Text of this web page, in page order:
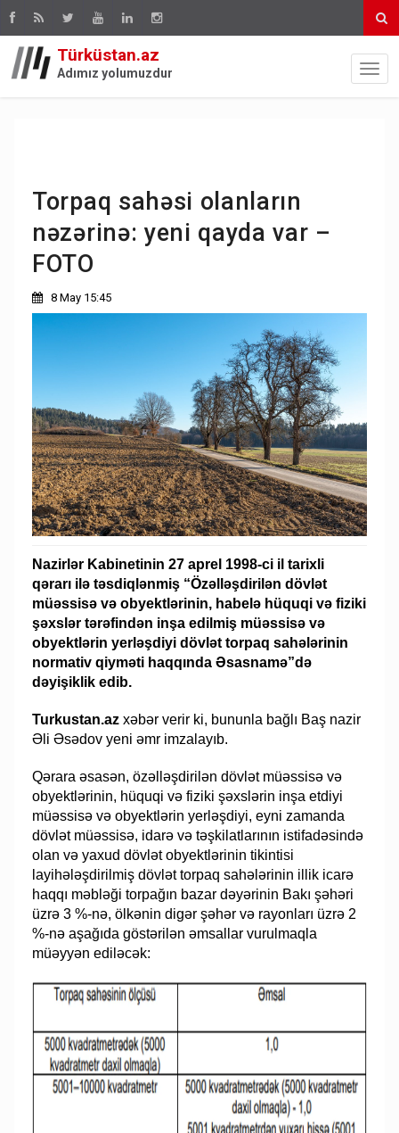
Türküstan.az
Adımız yolumuzdur
Torpaq sahəsi olanların
nəzərinə: yeni qayda var –
FOTO
8 May 15:45
Nazirlər Kabinetinin 27 aprel 1998-ci il tarixli
qərarı ilə təsdiqlənmiş “Özəlləşdirilən dövlət
müəssisə və obyektlərinin, habelə hüquqi və fiziki
şəxslər tərəfindən inşa edilmiş müəssisə və
obyektlərin yerləşdiyi dövlət torpaq sahələrinin
normativ qiyməti haqqında Əsasnamə”də
dəyişiklik edib.
Turkustan.az xəbər verir ki, bununla bağlı Baş nazir
Əli Əsədov yeni əmr imzalayıb.
Qərara əsasən, özəlləşdirilən dövlət müəssisə və
obyektlərinin, hüquqi və fiziki şəxslərin inşa etdiyi
müəssisə və obyektlərin yerləşdiyi, eyni zamanda
dövlət müəssisə, idarə və təşkilatlarının istifadəsində
olan və yaxud dövlət obyektlərinin tikintisi
layihələşdirilmiş dövlət torpaq sahələrinin illik icarə
haqqı məbləği torpağın bazar dəyərinin Bakı şəhəri
üzrə 3 %-nə, ölkənin digər şəhər və rayonları üzrə 2
%-nə aşağıda göstərilən əmsallar vurulmaqla
müəyyən ediləcək: